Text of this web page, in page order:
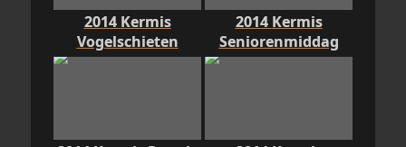
2014 Kermis
Vogelschieten
2014 Kermis
Seniorenmiddag